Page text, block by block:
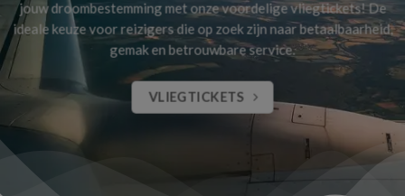
jouw droombestemming met onze voordelige vliegtickets! De
ideale keuze voor reizigers die op zoek zijn naar betaalbaarheid,
gemak en betrouwbare service.
VLIEGTICKETS